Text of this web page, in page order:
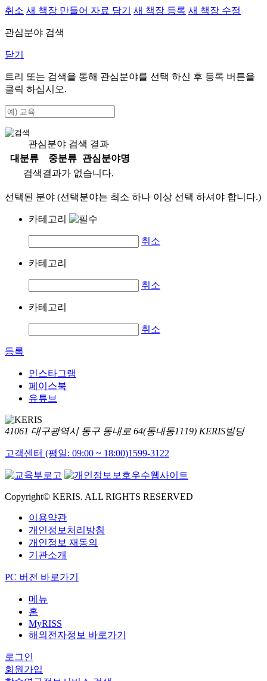
취소 새 책장 만들어 자료 담기 새 책장 등록 새 책장 수정
관심분야 검색
닫기
트리 또는 검색을 통해 관심분야를 선택 하신 후 등록 버튼을
클릭 하십시오.
관심분야 검색 결과
대분류
중분류
관심분야명
검색결과가 없습니다.
선택된 분야 (선택분야는 최소 하나 이상 선택 하셔야 합니다.)
카테고리
취소
카테고리
취소
카테고리
취소
등록
인스타그램
페이스북
유튜브
41061 대구광역시 동구 동내로 64(동내동1119) KERIS빌딩
고객센터 (평일: 09:00 ~ 18:00)1599-3122
Copyright© KERIS. ALL RIGHTS RESERVED
이용약관
개인정보처리방침
개인정보 재동의
기관소개
PC 버전 바로가기
메뉴
홈
MyRISS
해외전자정보 바로가기
로그인
회원가입